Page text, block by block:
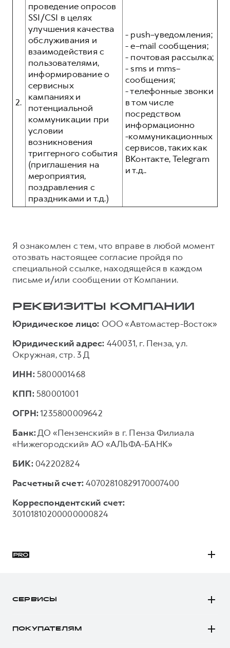
2.
проведение опросов
SSI/CSI в целях
улучшения качества
обслуживания и
взаимодействия с
пользователями,
информирование о
сервисных
кампаниях и
потенциальной
коммуникации при
условии
возникновения
триггерного события
(приглашения на
мероприятия,
поздравления с
праздниками и т.д.)
- push–уведомления;
- e–mail сообщения;
- почтовая рассылка;
- sms и mms–
сообщения;
- телефонные звонки
в том числе
посредством
информационно
-коммуникационных
сервисов, таких как
ВКонтакте, Telegram
и т.д..
Я ознакомлен с тем, что вправе в любой момент
отозвать настоящее согласие пройдя по
специальной ссылке, находящейся в каждом
письме и/или сообщении от Компании.
РЕКВИЗИТЫ КОМПАНИИ
Юридическое лицо: ООО «Автомастер-Восток»
Юридический адрес: 440031, г. Пенза, ул.
Окружная, стр. 3 Д
ИНН:5800001468
КПП:580001001
ОГРН:1235800009642
Банк:ДО «Пензенский» в г. Пенза Филиала
«Нижегородский» АО «АЛЬФА-БАНК»
БИК:042202824
Расчетный счет:40702810829170007400
Корреспондентский счет:
30101810200000000824
СЕРВИСЫ
ПОКУПАТЕЛЯМ